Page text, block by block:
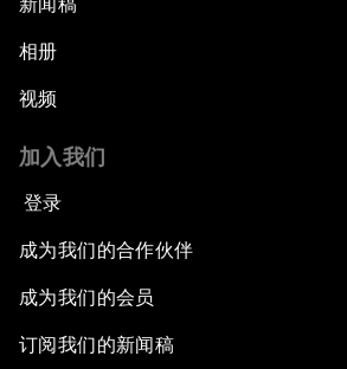
新闻稿
相册
视频
加入我们
登录
成为我们的合作伙伴
成为我们的会员
订阅我们的新闻稿